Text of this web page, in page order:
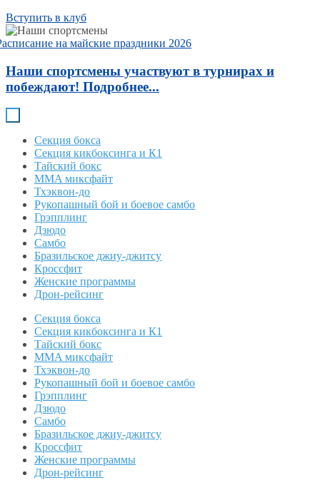
Вступить в клуб
на майские праздники 2026
Наши спортсмены участвуют в турнирах и
побеждают! Подробнее...
Секция бокса
Секция кикбоксинга и К1
Тайский бокс
MMA миксфайт
Тхэквон-до
Рукопашный бой и боевое самбо
Грэпплинг
Дзюдо
Самбо
Бразильское джиу-джитсу
Кроссфит
Женские программы
Дрон-рейсинг
Секция бокса
Секция кикбоксинга и К1
Тайский бокс
MMA миксфайт
Тхэквон-до
Рукопашный бой и боевое самбо
Грэпплинг
Дзюдо
Самбо
Бразильское джиу-джитсу
Кроссфит
Женские программы
Дрон-рейсинг